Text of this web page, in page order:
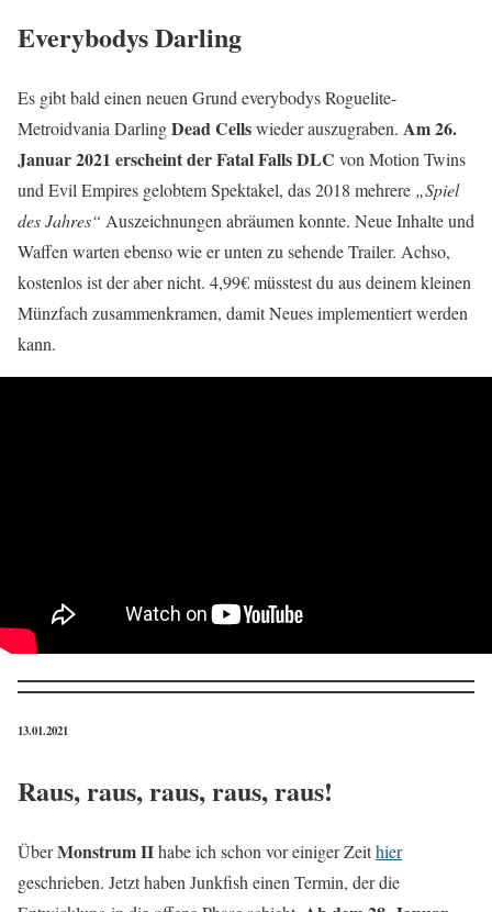
Everybodys Darling
Es gibt bald einen neuen Grund everybodys Roguelite-
Metroidvania DarlingDead Cellswieder auszugraben. Am 26.
Januar 2021 erscheint der Fatal Falls DLC von Motion Twins
und Evil Empires gelobtem Spektakel, das 2018 mehrere „Spiel
des Jahres“ Auszeichnungen abräumen konnte. Neue Inhalte und
Waffen warten ebenso wie er unten zu sehende Trailer. Achso,
kostenlos ist der aber nicht. 4,99€ müsstest du aus deinem kleinen
Münzfach zusammenkramen, damit Neues implementiert werden
kann.
13.01.2021
Raus, raus, raus, raus, raus!
ÜberMonstrum IIhabe ich schon vor einiger Zeithier
geschrieben. Jetzt haben Junkfish einen Termin, der die